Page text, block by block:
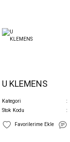
U KLEMENS
Kategori
Stok Kodu